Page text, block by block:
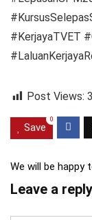
#KerjayaTVET
Post Views:
Save
0
We will be happy
Leave a reply